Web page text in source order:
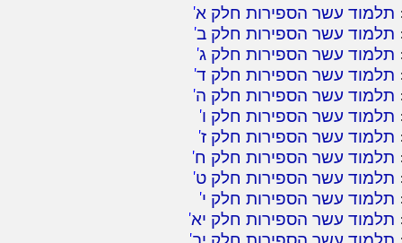
תלמוד עשר הספירות חלק א'
תלמוד עשר הספירות חלק ב'
תלמוד עשר הספירות חלק ג'
תלמוד עשר הספירות חלק ד'
תלמוד עשר הספירות חלק ה'
תלמוד עשר הספירות חלק ו'
תלמוד עשר הספירות חלק ז'
תלמוד עשר הספירות חלק ח'
תלמוד עשר הספירות חלק ט'
תלמוד עשר הספירות חלק י'
תלמוד עשר הספירות חלק יא'